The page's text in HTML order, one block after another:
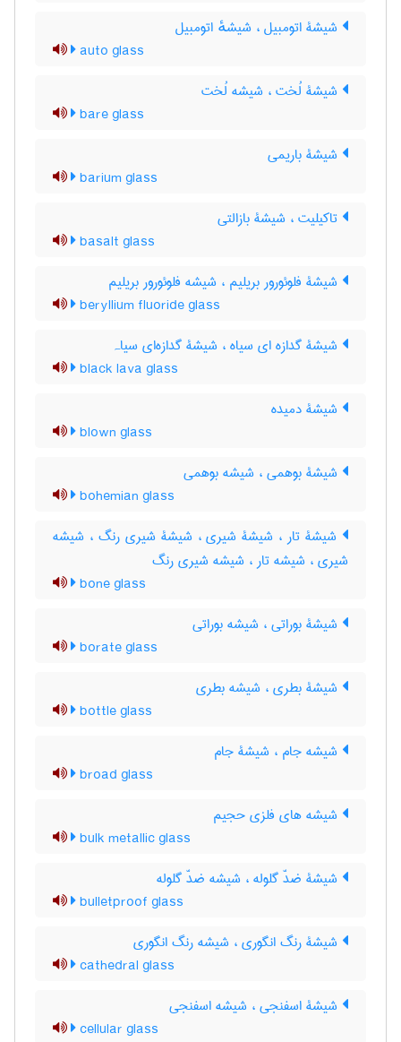
شیشۀ اتومبیل ، شیشهٔ اتومبیل
auto glass
شیشۀ لُخت ، شیشه لُخت
bare glass
شیشۀ باریمی
barium glass
تاکیلیت ، شیشۀ بازالتی
basalt glass
شیشۀ فلوئورور بریلیم ، شیشه فلوئورور بریلیم
beryllium fluoride glass
شیشۀ گدازه ای سیاه ، شیشۀ گدازه‌ای سیاہ
black lava glass
شیشۀ دمیده
blown glass
شیشۀ بوهمی ، شیشه بوهمی
bohemian glass
شیشۀ تار ، شیشۀ شیری ، شیشۀ شیری رنگ ، شیشه
شیری ، شیشه تار ، شیشه شیری رنگ
bone glass
شیشۀ بوراتی ، شیشه بوراتی
borate glass
شیشۀ بطری ، شیشه بطری
bottle glass
شیشه جام ، شیشۀ جام
broad glass
شیشه های فلزی حجیم
bulk metallic glass
شیشۀ ضدّ گلوله ، شیشه ضدّ گلوله
bulletproof glass
شیشۀ رنگ انگوری ، شیشه رنگ انگوری
cathedral glass
شیشۀ اسفنجی ، شیشه اسفنجی
cellular glass